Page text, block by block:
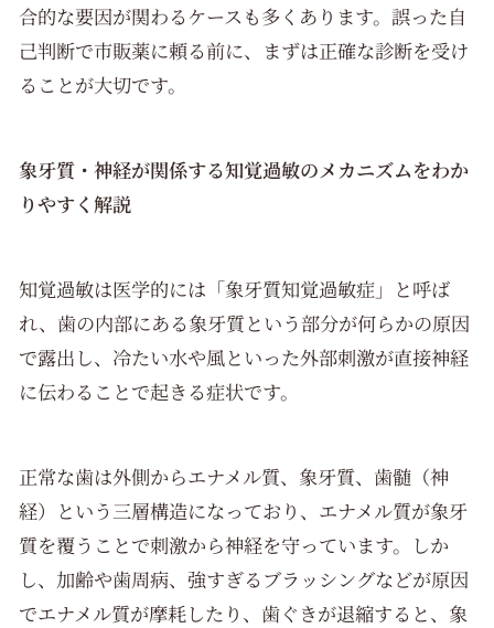
合的な要因が関わるケースも多くあります。誤った自
己判断で市販薬に頼る前に、まずは正確な診断を受け
ることが大切です。
象牙質・神経が関係する知覚過敏のメカニズムをわか
りやすく解説
知覚過敏は医学的には「象牙質知覚過敏症」と呼ば
れ、歯の内部にある象牙質という部分が何らかの原因
で露出し、冷たい水や風といった外部刺激が直接神経
に伝わることで起きる症状です。
正常な歯は外側からエナメル質、象牙質、歯髄（神
経）という三層構造になっており、エナメル質が象牙
質を覆うことで刺激から神経を守っています。しか
し、加齢や歯周病、強すぎるブラッシングなどが原因
でエナメル質が摩耗したり、歯ぐきが退縮すると、象